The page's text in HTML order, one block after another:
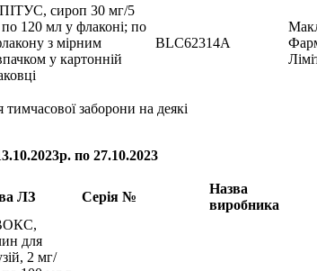
сироп 30 мг/5
120 мл у флаконі; по
з мірним
у картонній
BLC62314A
заборони на деякі
.10.2023р. по 27.10.2023
ЛЗ Серія №
Назва
виробника
для
2 мг/